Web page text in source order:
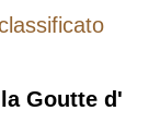
Goutte d'